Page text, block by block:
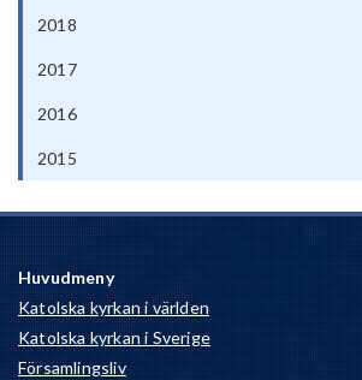
2018
2017
2016
2015
Huvudmeny
Katolska kyrkan i världen
Katolska kyrkan i Sverige
Församlingsliv